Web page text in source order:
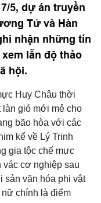
5, dự án truyền
Tử và Hàn
nhận những tín
lẫn độ thảo
hội.
Huy Châu thời
làn gió mới mẻ cho
bão hòa với các
kể về Lý Trinh
gia tộc chế mực
vác cơ nghiệp sau
sản văn hóa phi vật
chính là điểm